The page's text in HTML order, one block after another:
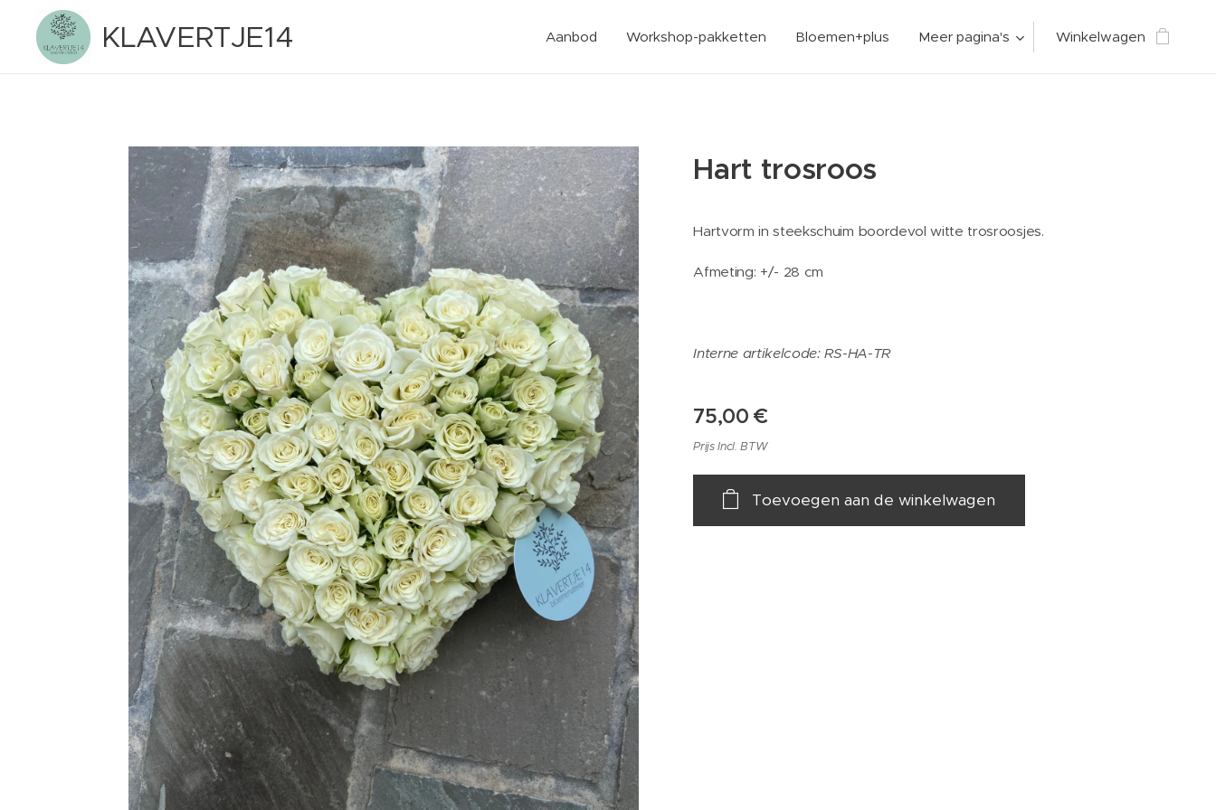
KLAVERTJE14 Aanbod Workshop-pakketten Bloemen+plus Meer pagina's Winkelwagen
Hart trosroos
Hartvorm in steekschuim boordevol witte trosroosjes.
Afmeting: +/- 28 cm
Interne artikelcode: RS-HA-TR
75,00 €
Prijs Incl. BTW
Toevoegen aan de winkelwagen